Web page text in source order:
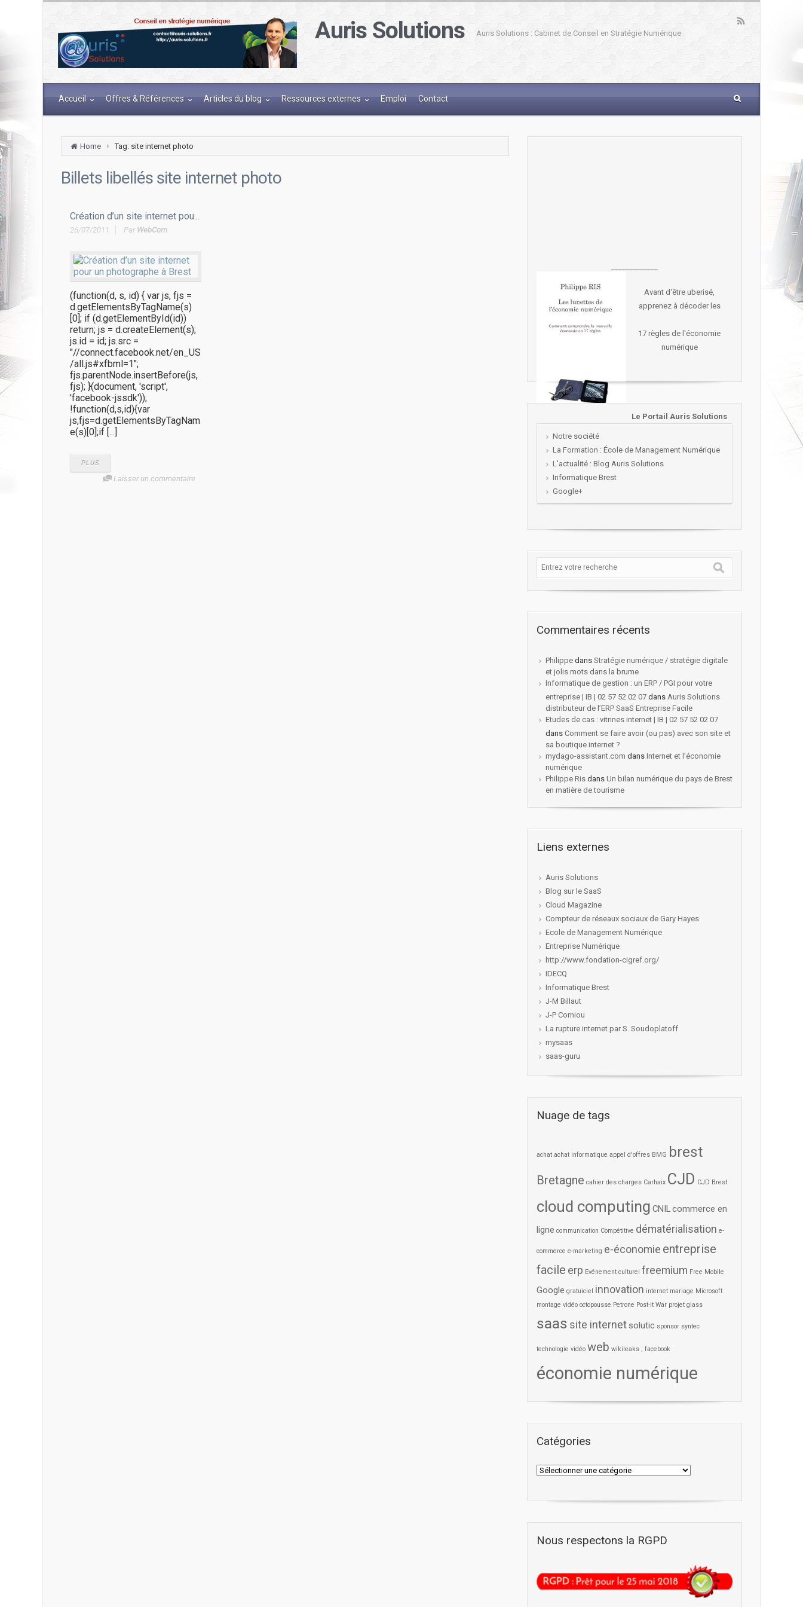
Auris Solutions Auris Solutions : Cabinet de Conseil en Stratégie Numérique
Accueil Offres & Références Articles du blog Ressources externes Emploi Contact
Home Tag: site internet photo
Billets libellés site internet photo
Création d’un site internet pou...
26/07/2011 Par WebCom
(function(d, s, id) { var js, fjs =
d.getElementsByTagName(s)
[0]; if (d.getElementById(id))
return; js = d.createElement(s);
js.id = id; js.src =
"//connect.facebook.net/en_US
/all.js#xfbml=1";
fjs.parentNode.insertBefore(js,
fjs); }(document, 'script',
'facebook-jssdk'));
!function(d,s,id){var
js,fjs=d.getElementsByTagNam
e(s)[0];if [...]
PLUS
Laisser un commentaire
Avant d'être uberisé,
apprenez à décoder les
17 règles de l'économie
numérique
Le Portail Auris Solutions
Notre société
La Formation : École de Management Numérique
L'actualité : Blog Auris Solutions
Informatique Brest
Google+
Commentaires récents
Philippe dans Stratégie numérique / stratégie digitale
et jolis mots dans la brume
Informatique de gestion : un ERP / PGI pour votre
entreprise | IB | 02 57 52 02 07 dans Auris Solutions
distributeur de l’ERP SaaS Entreprise Facile
Etudes de cas : vitrines internet | IB | 02 57 52 02 07
dans Comment se faire avoir (ou pas) avec son site et
sa boutique internet ?
mydago-assistant.com dans Internet et l’économie
numérique
Philippe Ris dans Un bilan numérique du pays de Brest
en matière de tourisme
Liens externes
Auris Solutions
Blog sur le SaaS
Cloud Magazine
Compteur de réseaux sociaux de Gary Hayes
Ecole de Management Numérique
Entreprise Numérique
http://www.fondation-cigref.org/
IDECQ
Informatique Brest
J-M Billaut
J-P Corniou
La rupture internet par S. Soudoplatoff
mysaas
saas-guru
Nuage de tags
achat achat informatique appel d'offres BMG brest
Bretagne cahier des charges Carhaix CJD CJD Brest
cloud computing CNILcommerce en
ligne communication Compétitive dématérialisation e-
commerce e-marketing e-économie entreprise
facile erp Evénement culturel freemium Free Mobile
Google gratuiciel innovation internet mariage Microsoft
montage vidéo octopousse Petrone Post-it War projet glass
saas site internet solutic sponsor syntec
technologie vidéo web wikileaks ; facebook
économie numérique
Catégories
Nous respectons la RGPD